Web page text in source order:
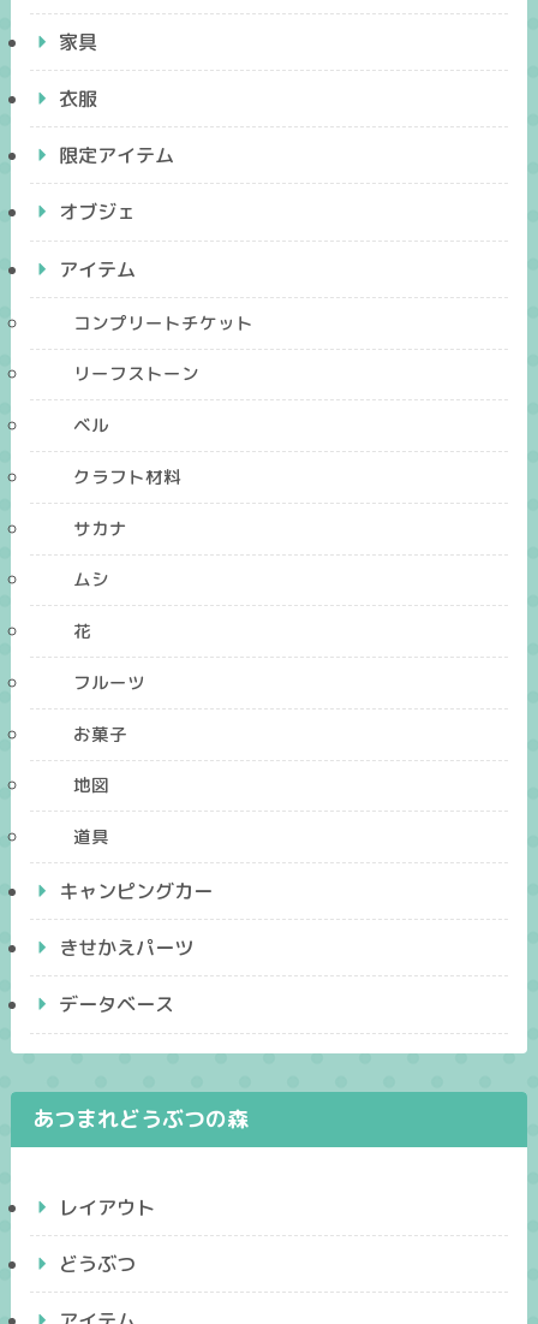
家具
衣服
限定アイテム
オブジェ
アイテム
コンプリートチケット
リーフストーン
ベル
クラフト材料
サカナ
ムシ
花
フルーツ
お菓子
地図
道具
キャンピングカー
きせかえパーツ
データベース
あつまれどうぶつの森
レイアウト
どうぶつ